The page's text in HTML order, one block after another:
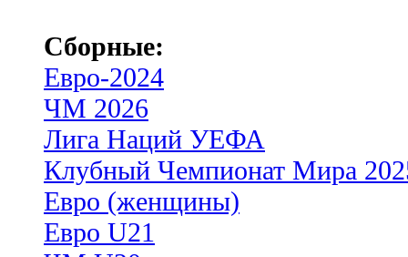
Сборные:
Евро-2024
ЧМ 2026
Лига Наций УЕФА
Клубный Чемпионат Мира
Евро (женщины)
Евро U21